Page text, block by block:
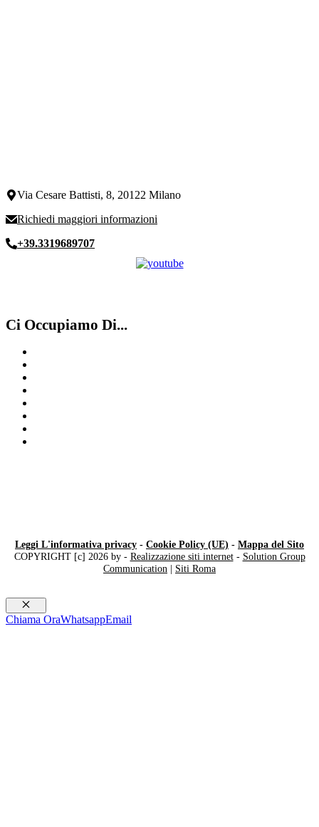
Via Cesare Battisti, 8, 20122 Milano
Richiedi maggiori informazioni
+39.3319689707
Ci Occupiamo Di...
Leggi L'informativa privacy - Cookie Policy (UE) - Mappa del Sito
COPYRIGHT [c] 2026 by - Realizzazione siti internet- Solution Group
Communication | Siti Roma
Chiudi
Chiama OraWhatsappEmail